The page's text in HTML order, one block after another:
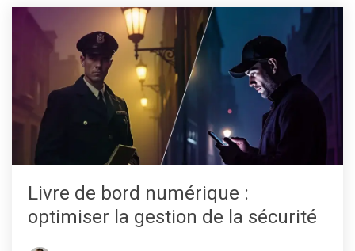
Livre de bord numérique :
optimiser la gestion de la sécurité